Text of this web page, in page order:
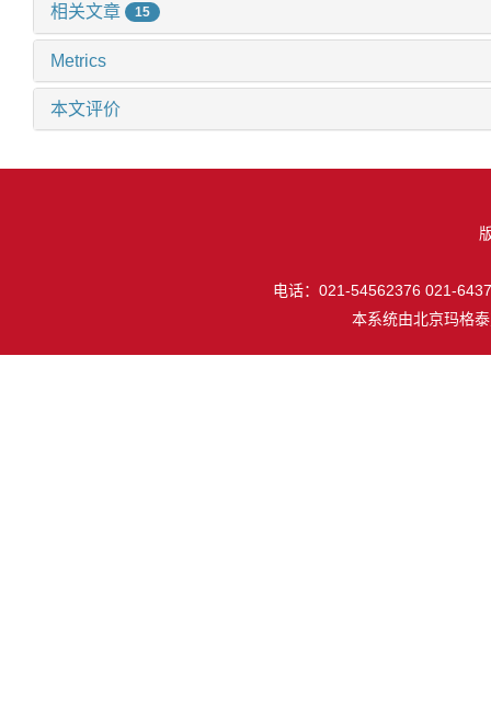
相关文章 15
Metrics
本文评价
电话：021-54562376 021-
本系统由北京玛格